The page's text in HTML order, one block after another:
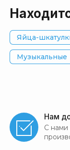
Яйца-
Музыкальные
Нам
С нами